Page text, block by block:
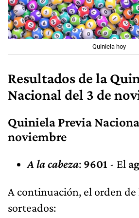
Quiniela hoy
Resultados de la
Nacional del 3 de
Quiniela Previa
noviembre
A la cabeza: 9601 - El
A continuación, el orden de
sorteados: